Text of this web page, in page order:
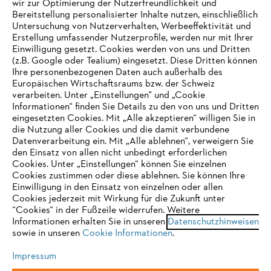
Häufig gestellte Fragen
Support
Datenschutz Impressum Cookies
Rechtliche Informationen
STIHL VERTRIEBS AG, 8617 Mönchaltorf
IHR BROWSER WIRD NICHT
UNTERSTÜTZT
Sie nutzen einen Browser, den wir noch nicht unterstützen. Für
eine optimale Nutzung unserer Seite empfehlen wir Ihnen, zu
einem der folgenden Browser zu wechseln:
wir zur Optimierung der Nutzerfreundlichkeit und
Bereitstellung personalisierter Inhalte nutzen, einschließlich
Untersuchung von Nutzerverhalten, Werbeeffektivität und
Erstellung umfassender Nutzerprofile, werden nur mit Ihrer
Einwilligung gesetzt. Cookies werden von uns und Dritten
(z.B. Google oder Tealium) eingesetzt. Diese Dritten können
Ihre personenbezogenen Daten auch außerhalb des
Europäischen Wirtschaftsraums bzw. der Schweiz
verarbeiten. Unter „Einstellungen" und „Cookie
Informationen“ finden Sie Details zu den von uns und Dritten
eingesetzten Cookies. Mit „Alle akzeptieren“ willigen Sie in
die Nutzung aller Cookies und die damit verbundene
Datenverarbeitung ein. Mit „Alle ablehnen“, verweigern Sie
den Einsatz von allen nicht unbedingt erforderlichen
Cookies. Unter „Einstellungen“ können Sie einzelnen
Cookies zustimmen oder diese ablehnen. Sie können Ihre
Einwilligung in den Einsatz von einzelnen oder allen
Cookies jederzeit mit Wirkung für die Zukunft unter
“Cookies“ in der Fußzeile widerrufen. Weitere
Informationen erhalten Sie in unseren Datenschutzhinweisen
sowie in unseren Cookie Informationen.
Impressum